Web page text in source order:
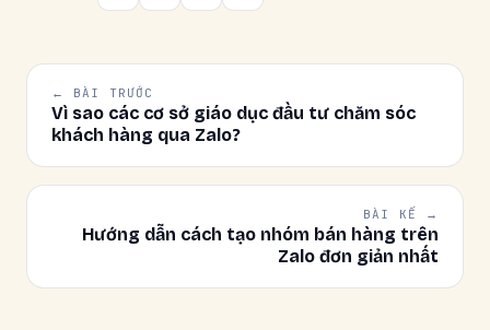
← BÀI TRƯỚC
Vì sao các cơ sở giáo dục đầu tư chăm sóc
khách hàng qua Zalo?
BÀI KẾ →
Hướng dẫn cách tạo nhóm bán hàng trên
Zalo đơn giản nhất